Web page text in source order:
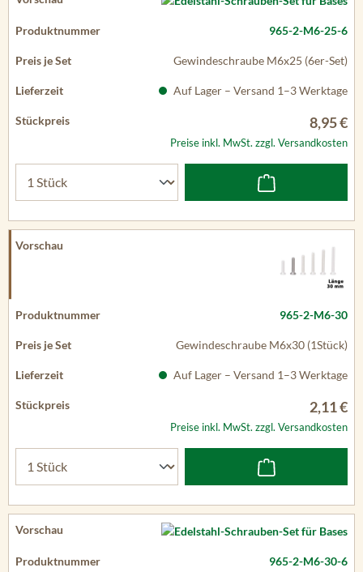
965-2-M6-25-6
Gewindeschraube M6x25 (6er-Set)
Auf Lager – Versand 1–3 Werktage
8,95 €
Preise inkl. MwSt. zzgl. Versandkosten
965-2-M6-30
Gewindeschraube M6x30 (1Stück)
Auf Lager – Versand 1–3 Werktage
2,11 €
Preise inkl. MwSt. zzgl. Versandkosten
965-2-M6-30-6